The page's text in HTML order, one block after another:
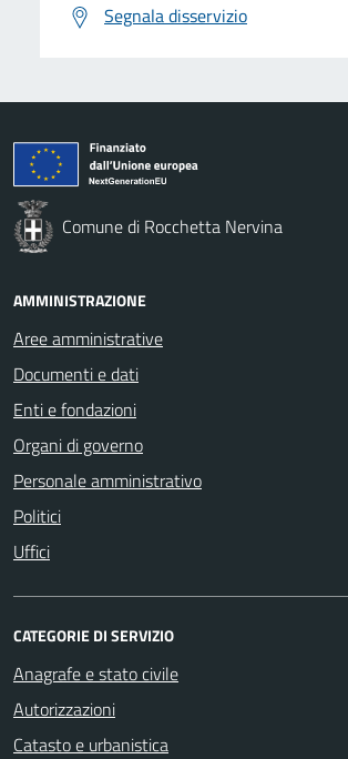
Segnala disservizio
Comune di Rocchetta Nervina
AMMINISTRAZIONE
Aree amministrative
Documenti e dati
Enti e fondazioni
Organi di governo
Personale amministrativo
Politici
Uffici
CATEGORIE DI SERVIZIO
Anagrafe e stato civile
Autorizzazioni
Catasto e urbanistica